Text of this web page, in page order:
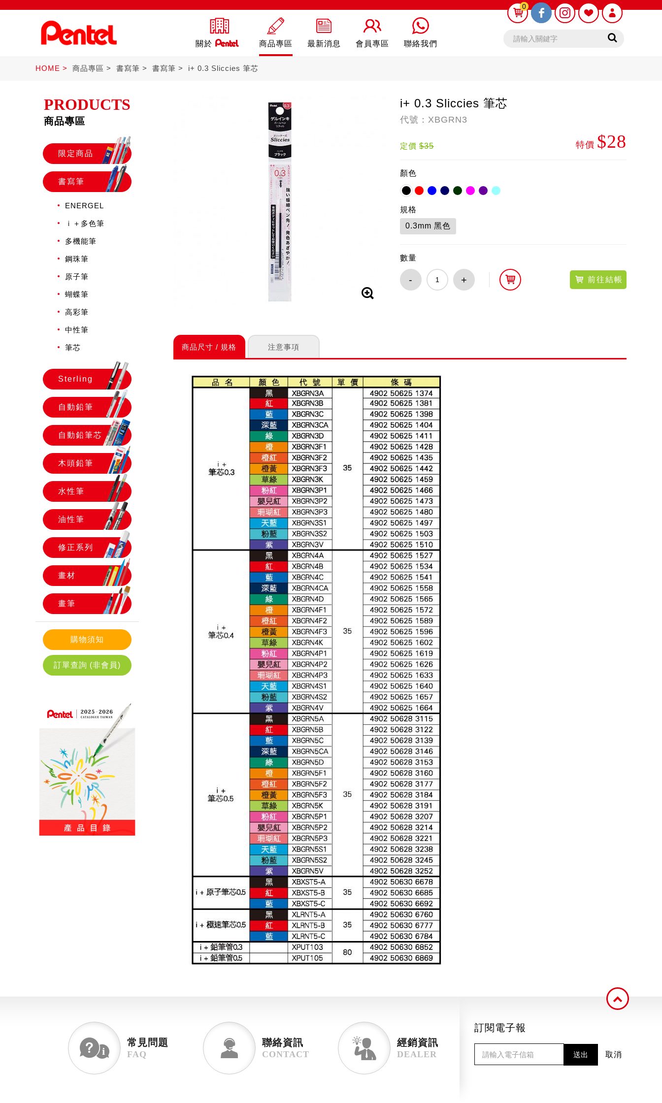
關於 商品專區
書寫筆 自動鉛筆芯
最新消息 會員專區 聯絡我們
0
0
HOME 商品專區 書寫筆 書寫筆 i+ 0.3 Sliccies 筆芯
PRODUCTS
商品專區
限定商品
書寫筆
ENERGEL
ｉ＋多色筆
多機能筆
鋼珠筆
原子筆
蝴蝶筆
高彩筆
中性筆
筆芯
Sterling
自動鉛筆
自動鉛筆芯
木頭鉛筆
水性筆
油性筆
修正系列
畫材
畫筆
購物須知
訂單查詢 (非會員)
i+ 0.3 Sliccies 筆芯
代號：XBGRN3
定價 $35 特價 $28
顏色
規格
0.3mm 黑色
數量
- + 前往結帳
商品尺寸 / 規格 注意事項
常見問題
FAQ
聯絡資訊
CONTACT
經銷資訊
DEALER
訂閱電子報
送出 取消